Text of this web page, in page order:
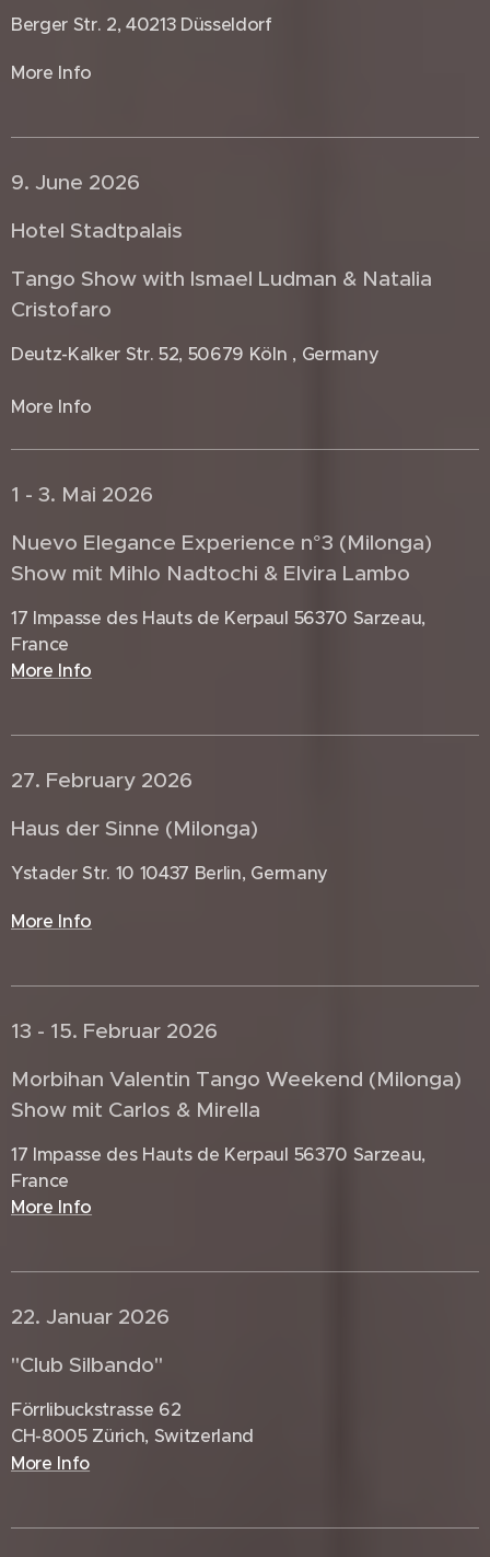
Berger Str. 2, 40213 Düsseldorf
More Info
9. June 2026 🇩🇪
Hotel Stadtpalais
Tango Show with Ismael Ludman & Natalia
Cristofaro
Deutz-Kalker Str. 52, 50679 Köln , Germany
More Info
1 - 3. Mai 2026 🇫🇷
Nuevo Elegance Experience n°3 (Milonga)
Show mit Mihlo Nadtochi & Elvira Lambo
17 Impasse des Hauts de Kerpaul 56370 Sarzeau,
France
More Info
27. February 2026 🇩🇪
Haus der Sinne (Milonga)
Ystader Str. 10 10437 Berlin, Germany
More Info
13 - 15. Februar 2026 🇨🇵
Morbihan Valentin Tango Weekend (Milonga)
Show mit Carlos & Mirella
17 Impasse des Hauts de Kerpaul 56370 Sarzeau,
France
More Info
22. Januar 2026 🇨🇭
"Club Silbando"
Förrlibuckstrasse 62
CH-8005 Zürich, Switzerland
More Info